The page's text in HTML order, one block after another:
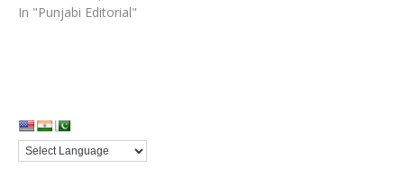
In "Punjabi Editorial"